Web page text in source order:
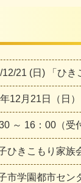
12/21 (日) 「ひき
12月21日（日）
～ 16：00（受
ひきこもり家族
市学園都市セン